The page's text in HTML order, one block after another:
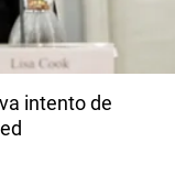
intento de